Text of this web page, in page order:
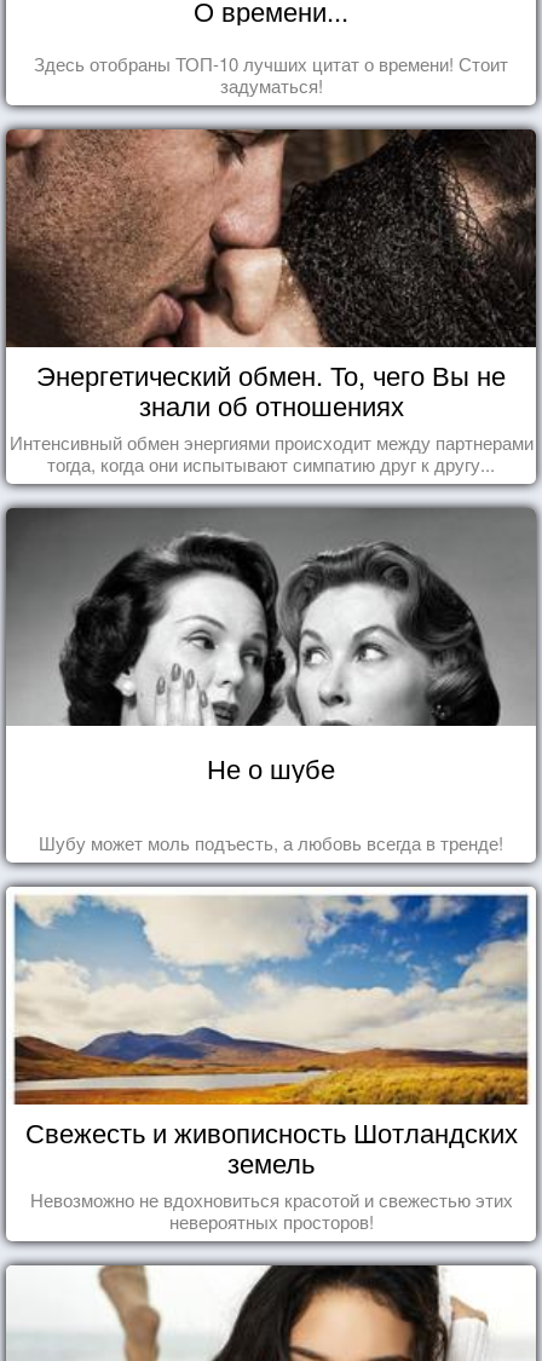
О времени...
Здесь отобраны ТОП-10 лучших цитат о времени! Стоит
задуматься!
Энергетический обмен. То, чего Вы не
знали об отношениях
Интенсивный обмен энергиями происходит между партнерами
тогда, когда они испытывают симпатию друг к другу...
Не о шубе
Шубу может моль подъесть, а любовь всегда в тренде!
Свежесть и живописность Шотландских
земель
Невозможно не вдохновиться красотой и свежестью этих
невероятных просторов!